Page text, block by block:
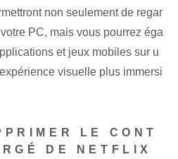
non seulement de regar
PC, mais vous pourrez éga
et jeux mobiles sur u
visuelle plus immersi
LE CONT
DE NETFLIX